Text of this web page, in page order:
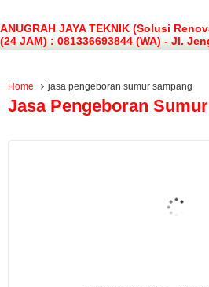
ANUGRAH JAYA TEKNIK (Solusi
(24 JAM) : 081336693844 (WA) - Jl.
Sidoarjo
Home jasa pengeboran sumur sampang
Jasa Pengeboran